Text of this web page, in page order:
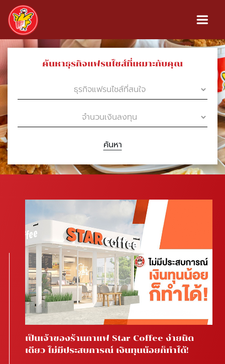
ค้นหาธุรกิจแฟรนไชส์ที่เหมาะกับคุณ
ค้นหา
เป็นเจ้าของร้านกาแฟ Star Coffee ง่ายนิด
เดียว ไม่มีประสบการณ์ เงินทุนน้อยก็ทำได้!